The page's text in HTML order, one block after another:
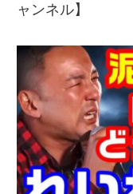
ャンネル】